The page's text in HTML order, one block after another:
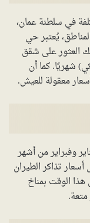
في سلطنة عمان،
يُعتبر حي
العثور على شقق
(390 دولار أمريكي) شهريًا. كما أن
معقولة للعيش.
وفبراير من أشهر
تذاكر الطيران
الوقت بمناخ